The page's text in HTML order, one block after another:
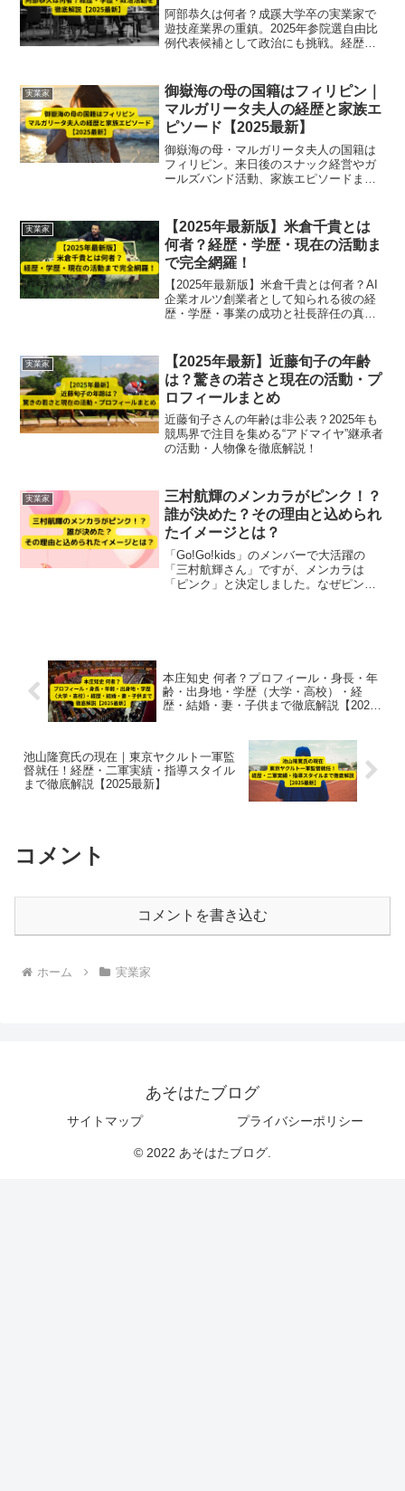
阿部恭久は何者？成蹊大学卒の実業家で
遊技産業界の重鎮。2025年参院選自由比
例代表候補として政治にも挑戦。経歴・
実業家
御嶽海の母の国籍はフィリピン｜
マルガリータ夫人の経歴と家族エ
ピソード【2025最新】
御嶽海の母・マルガリータ夫人の国籍は
フィリピン。来日後のスナック経営やガ
ールズバンド活動、家族エピソードまで
です。
実業家
【2025年最新版】米倉千貴とは
何者？経歴・学歴・現在の活動ま
で完全網羅！
【2025年最新版】米倉千貴とは何者？AI
企業オルツ創業者として知られる彼の経
歴・学歴・事業の成功と社長辞任の真相
実業家
【2025年最新】近藤旬子の年齢
は？驚きの若さと現在の活動・プ
ロフィールまとめ
近藤旬子さんの年齢は非公表？2025年も
競馬界で注目を集める“アドマイヤ”継承者
の活動・人物像を徹底解説！
実業家
三村航輝のメンカラがピンク！？
誰が決めた？その理由と込められ
たイメージとは？
「Go!Go!kids」のメンバーで大活躍の
「三村航輝さん」ですが、メンカラは
「ピンク」と決定しました。なぜピンク
本庄知史 何者？プロフィール・身長・年
齢・出身地・学歴（大学・高校）・経
歴・結婚・妻・子供まで徹底解説【2025
池山隆寛氏の現在｜東京ヤクルト一軍監
督就任！経歴・二軍実績・指導スタイル
まで徹底解説【2025最新】
コメント
コメントを書き込む
ホーム 実業家
あそはたブログ
サイトマップ プライバシーポリシー
© 2022 あそはたブログ.